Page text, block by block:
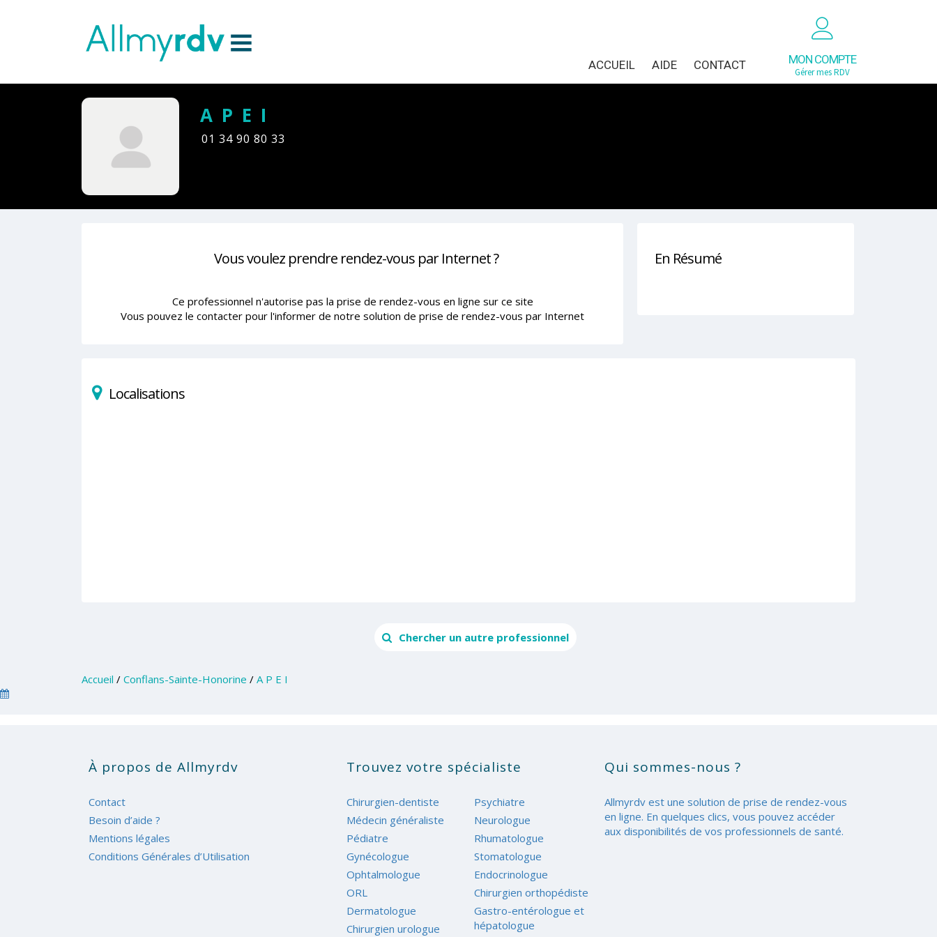
MON COMPTE
Gérer mes RDV
ACCUEIL AIDE CONTACT
A P E I
01 34 90 80 33
En Résumé
Vous voulez prendre rendez-vous par Internet ?
Ce professionnel n'autorise pas la prise de rendez-vous en ligne sur ce site
Vous pouvez le contacter pour l'informer de notre solution de prise de rendez-vous par Internet
Localisations
Chercher un autre professionnel
Accueil / Conflans-Sainte-Honorine / A P E I
À propos de Allmyrdv
Contact
Besoin d’aide ?
Mentions légales
Conditions Générales d’Utilisation
Trouvez votre spécialiste
Chirurgien-dentiste
Médecin généraliste
Pédiatre
Gynécologue
Ophtalmologue
ORL
Dermatologue
Chirurgien urologue
Psychiatre
Neurologue
Rhumatologue
Stomatologue
Endocrinologue
Chirurgien orthopédiste
Gastro-entérologue et
hépatologue
Qui sommes-nous ?
Allmyrdv est une solution de prise de rendez-vous
en ligne. En quelques clics, vous pouvez accéder
aux disponibilités de vos professionnels de santé.